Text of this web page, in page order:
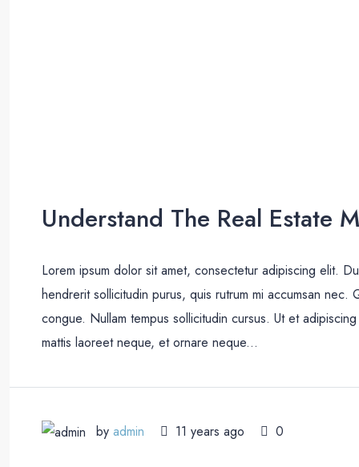
Understand The Real Estate
Lorem ipsum dolor sit amet, consectetur adipiscing elit.
hendrerit sollicitudin purus, quis rutrum mi accumsan
congue. Nullam tempus sollicitudin cursus. Ut et
mattis laoreet neque, et ornare neque...
by admin 11 years ago 0